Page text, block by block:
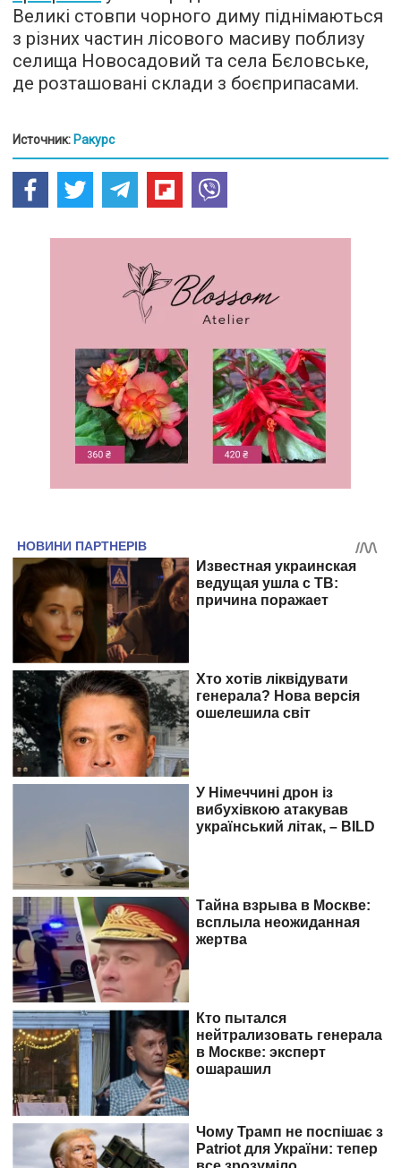
Великі стовпи чорного диму піднімаються
з різних частин лісового масиву поблизу
селища Новосадовий та села Бєловське,
де розташовані склади з боєприпасами.
Источник: Ракурс